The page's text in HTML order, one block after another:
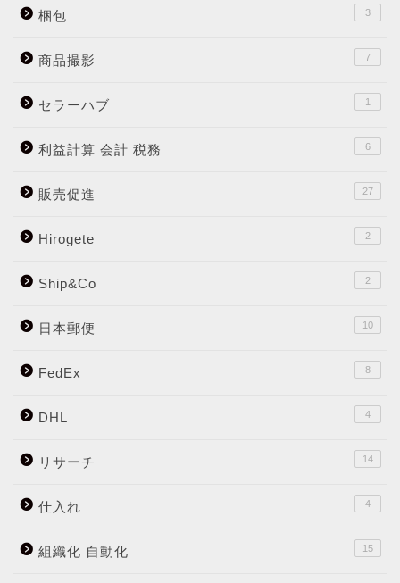
梱包 3
商品撮影 7
セラーハブ 1
利益計算 会計 税務 6
販売促進 27
Hirogete 2
Ship&Co 2
日本郵便 10
FedEx 8
DHL 4
リサーチ 14
仕入れ 4
組織化 自動化 15